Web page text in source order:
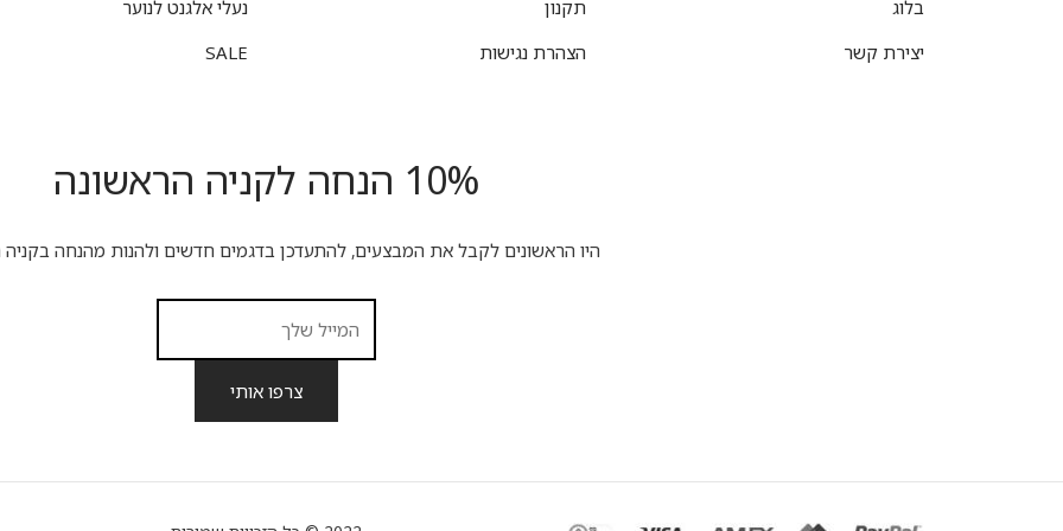
בלוג
יצירת קשר
תקנון
הצהרת נגישות
נעלי אלגנט לנוער
SALE
10% הנחה לקניה הראשונה
היו הראשונים לקבל את המבצעים, להתעדכן בדגמים חדשים ולהנות מהנחה בקניה